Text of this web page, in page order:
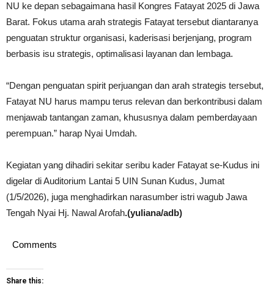
NU ke depan sebagaimana hasil Kongres Fatayat 2025 di Jawa
Barat. Fokus utama arah strategis Fatayat tersebut diantaranya
penguatan struktur organisasi, kaderisasi berjenjang, program
berbasis isu strategis, optimalisasi layanan dan lembaga.
“Dengan penguatan spirit perjuangan dan arah strategis tersebut,
Fatayat NU harus mampu terus relevan dan berkontribusi dalam
menjawab tantangan zaman, khususnya dalam pemberdayaan
perempuan.” harap Nyai Umdah.
Kegiatan yang dihadiri sekitar seribu kader Fatayat se-Kudus ini
digelar di Auditorium Lantai 5 UIN Sunan Kudus, Jumat
(1/5/2026), juga menghadirkan narasumber istri wagub Jawa
Tengah Nyai Hj. Nawal Arofah.(yuliana/adb)
Comments
Share this: